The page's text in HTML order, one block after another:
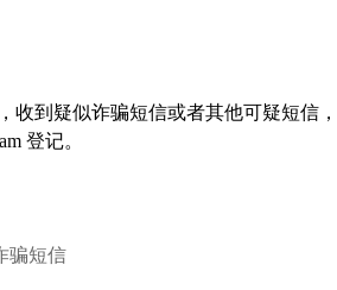
收到疑似诈骗短信或者其他可疑短信
登记。
骗短信